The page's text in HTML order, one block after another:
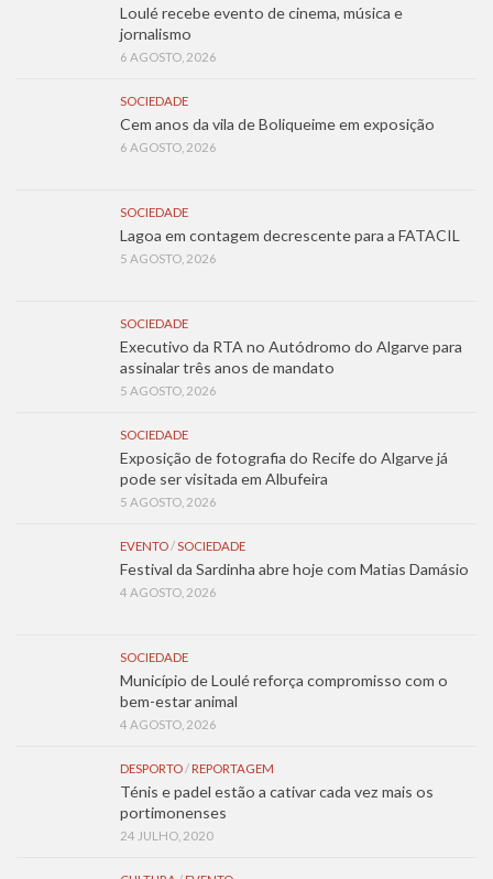
Loulé recebe evento de cinema, música e
jornalismo
6 AGOSTO, 2026
SOCIEDADE
Cem anos da vila de Boliqueime em exposição
6 AGOSTO, 2026
SOCIEDADE
Lagoa em contagem decrescente para a FATACIL
5 AGOSTO, 2026
SOCIEDADE
Executivo da RTA no Autódromo do Algarve para
assinalar três anos de mandato
5 AGOSTO, 2026
SOCIEDADE
Exposição de fotografia do Recife do Algarve já
pode ser visitada em Albufeira
5 AGOSTO, 2026
EVENTO / SOCIEDADE
Festival da Sardinha abre hoje com Matias Damásio
4 AGOSTO, 2026
SOCIEDADE
Município de Loulé reforça compromisso com o
bem-estar animal
4 AGOSTO, 2026
DESPORTO / REPORTAGEM
Ténis e padel estão a cativar cada vez mais os
portimonenses
24 JULHO, 2020